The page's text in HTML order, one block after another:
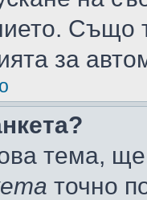
Също
за
тема,
точно